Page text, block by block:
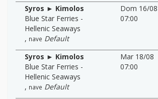
Syros ► Kimolos
Blue Star Ferries -
Hellenic Seaways
, nave Default
Dom 16/08
07:00
Syros ► Kimolos
Blue Star Ferries -
Hellenic Seaways
, nave Default
Mar 18/08
07:00